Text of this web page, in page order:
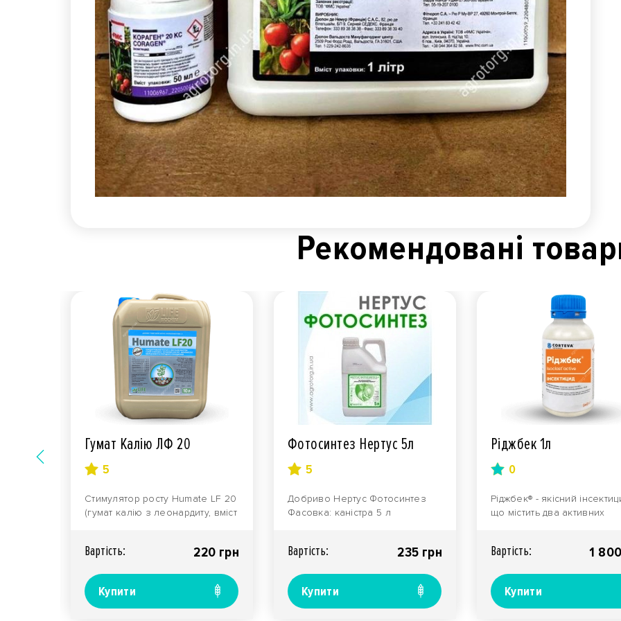
Рекомендованi
Гумат Калію ЛФ 20
5
Стимулятор росту Humate LF 20
(гумат калію з леонардиту, вміст
Вартiсть: 220 грн
Купити
Фотосинтез Нертус 5л
5
Добриво Нертус Фотосинтез
Фасовка: каністра 5 л
Не..
Вартiсть: 235 грн
Купити
Ріджбек 1л
0
Ріджбек® - якісний
що містить два активних
Вартiсть: 1
Купити